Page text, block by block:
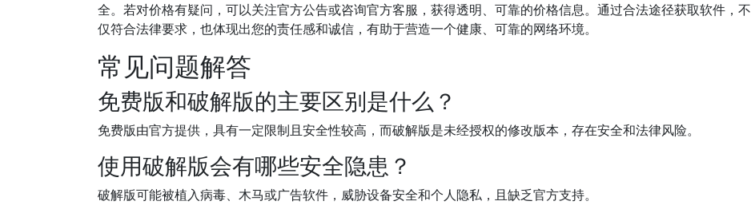
全。若对价格有疑问，可以关注官方公告或咨询官方客服，获得透明、可靠的价格信息。通过合法途径获取软件，不
仅符合法律要求，也体现出您的责任感和诚信，有助于营造一个健康、可靠的网络环境。
常见问题解答
免费版和破解版的主要区别是什么？
免费版由官方提供，具有一定限制且安全性较高，而破解版是未经授权的修改版本，存在安全和法律风险。
使用破解版会有哪些安全隐患？
破解版可能被植入病毒、木马或广告软件，威胁设备安全和个人隐私，且缺乏官方支持。